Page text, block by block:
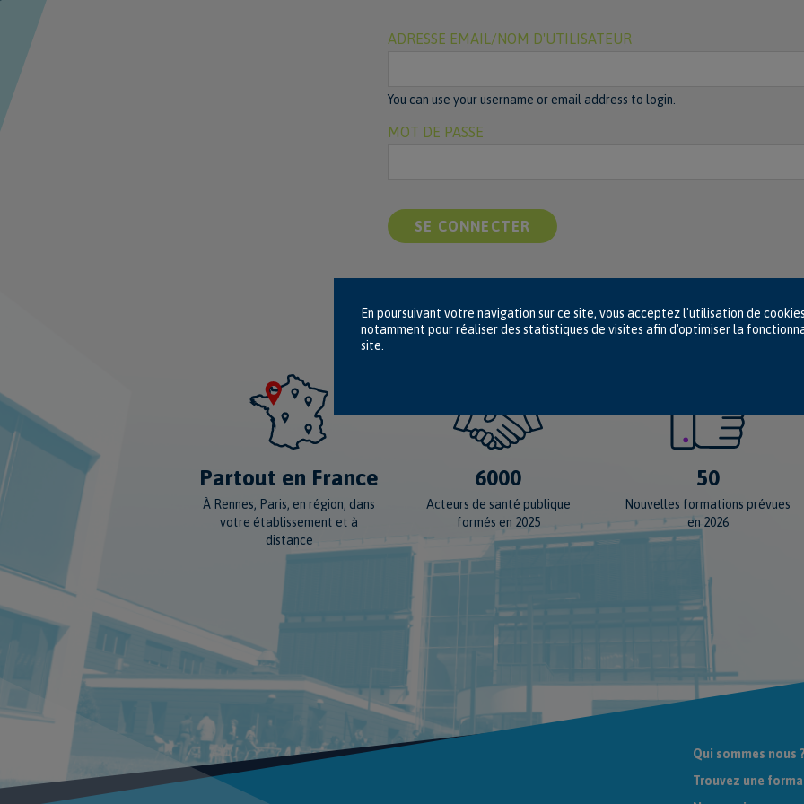
ADRESSE EMAIL/NOM D'UTILISATEUR
You can use your username or email address to login.
MOT DE PASSE
Partout en France
À Rennes, Paris, en région, dans
votre établissement et à
distance
6000
Acteurs de santé publique
formés en 2025
50
Nouvelles formations prévues
en 2026
Qui sommes nous ?
Trouvez une
En poursuivant votre navigation sur ce site, vous acceptez l'utilisation de cookies
notamment pour réaliser des statistiques de visites afin d'optimiser la
site.